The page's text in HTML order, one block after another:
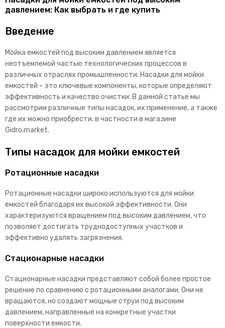
давлением: Как выбрать и где купить
Введение
Мойка емкостей под высоким давлением является
неотъемлемой частью технологических процессов в
различных отраслях промышленности. Насадки для мойки
емкостей – это ключевые компоненты, которые определяют
эффективность и качество очистки. В данной статье мы
рассмотрим различные типы насадок, их применение, а также
где их можно приобрести, в частности в магазине
Gidro.market.
Типы насадок для мойки емкостей
Ротационные насадки
Ротационные насадки широко используются для мойки
емкостей благодаря их высокой эффективности. Они
характеризуются вращением под высоким давлением, что
позволяет достигать труднодоступных участков и
эффективно удалять загрязнения.
Стационарные насадки
Стационарные насадки представляют собой более простое
решение по сравнению с ротационными аналогами. Они не
вращаются, но создают мощные струи под высоким
давлением, направленные на конкретные участки
поверхности емкости.